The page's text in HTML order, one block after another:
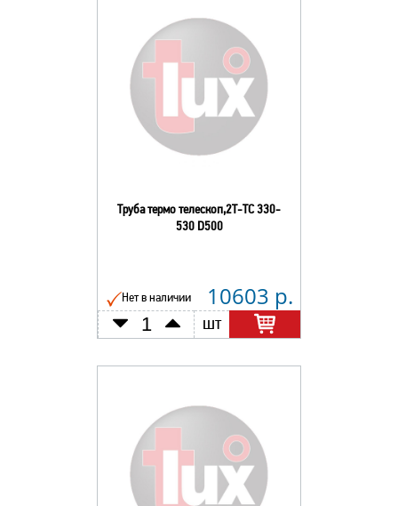
Труба термо телескоп,2Т-ТС 330-
530 D500
Нет в наличии 10603 р.
шт